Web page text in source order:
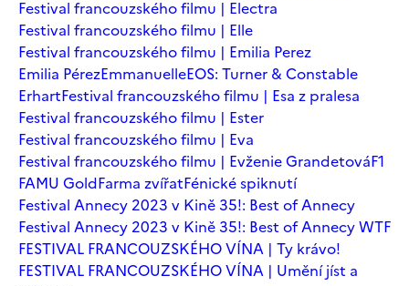
Festival francouzského filmu | Electra
Festival francouzského filmu | Elle
Festival francouzského filmu | Emilia Perez
Emilia PérezEmmanuelleEOS: Turner & Constable
ErhartFestival francouzského filmu | Esa z pralesa
Festival francouzského filmu | Ester
Festival francouzského filmu | Eva
Festival francouzského filmu | Evženie GrandetováF1
FAMU GoldFarma zvířatFénické spiknutí
Festival Annecy 2023 v Kině 35!: Best of Annecy
Festival Annecy 2023 v Kině 35!: Best of Annecy WTF
FESTIVAL FRANCOUZSKÉHO VÍNA | Ty krávo!
FESTIVAL FRANCOUZSKÉHO VÍNA | Umění jíst a